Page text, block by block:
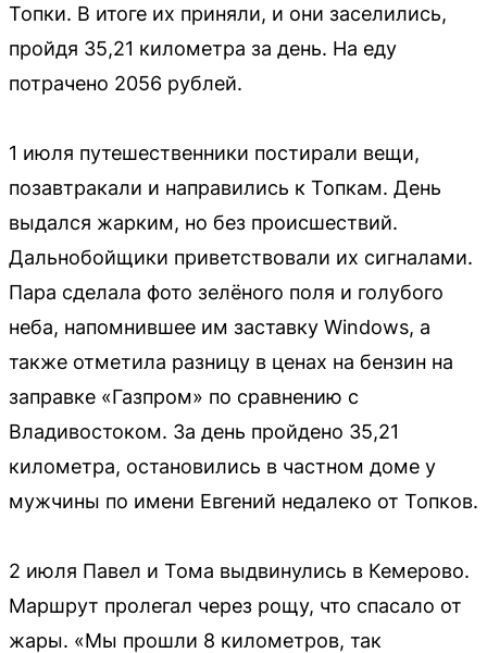
Топки. В итоге их приняли, и они заселились,
пройдя 35,21 километра за день. На еду
потрачено 2056 рублей.
1 июля путешественники постирали вещи,
позавтракали и направились к Топкам. День
выдался жарким, но без происшествий.
Дальнобойщики приветствовали их сигналами.
Пара сделала фото зелёного поля и голубого
неба, напомнившее им заставку Windows, а
также отметила разницу в ценах на бензин на
заправке «Газпром» по сравнению с
Владивостоком. За день пройдено 35,21
километра, остановились в частном доме у
мужчины по имени Евгений недалеко от Топков.
2 июля Павел и Тома выдвинулись в Кемерово.
Маршрут пролегал через рощу, что спасало от
жары. «Мы прошли 8 километров, так